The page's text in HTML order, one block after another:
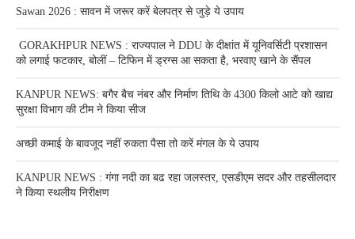
Sawan 2026 : सावन में जरूर करें बेलपत्र से जुड़े ये उपाय
GORAKHPUR NEWS : राज्यपाल ने DDU के दीक्षांत में यूनिवर्सिटी प्रशासन
को लगाई फटकार, बोलीं – टिफिन में ड्रग्स आ सकता है, भरवाए खाने के सैंपल
KANPUR NEWS: बगैर बैच नंबर और निर्माण तिथि के 4300 किलो आटे को खाद्य
सुरक्षा विभाग की टीम ने किया सीज
अच्छी कमाई के बावजूद नहीं रुकता पैसा तो करें मंगल के ये उपाय
KANPUR NEWS : गंगा नदी का बढ रहा जलस्तर, एसडीएम सदर और तहसीलदार
ने किया स्थलीय निरीक्षण